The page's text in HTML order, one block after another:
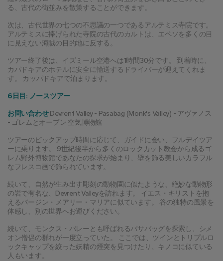
る、古代の街並みを散策することができます。
次は、古代世界の七つの不思議の一つであるアルテミス寺院です。
アルテミスに捧げられた寺院の古代のカルトは、エペソを多くの目
に見えない海賊の目的地に反する。
ツアー終了後は、イズミール空港へは1時間30分です。 到着時に、
カパドキアのホテルに安全に輸送するドライバーが迎えてくれま
す。 カッパドキアで泊まります。
6日目: ノースツアー
お問い合わせ Devrent Valley - Pasabag (Monk's Valley) - アヴァノス
- ゴレムとオープン 空気博物館
ツアーのピックアップ時間に応じて、ガイドに会い、フルデイツア
ーに乗ります。 9世紀後半から多くのロックカット教会から成るゴ
レム野外博物館であなたの探求が始まり、壁を飾る美しいカラフル
なフレスコ画で飾られています。
続いて、自然が生み出す彫刻の動物園に似たような、絶妙な動物形
の岩で有名な、Devrent Valleyを訪れます。 イエス・キリストを抱
えるバージン・メアリー・マリアに似ています。 谷の独特の風景を
体感し、別の世界へお運びください。
続いて、モンクス・バレーとも呼ばれるパサバッグを探索し、シメ
オン僧侶の群れが一度立っていた。 ここでは、ツインとトリプルロ
ックキャップを絞った妖精の煙突を見つけたり、キノコに似ている
人もいます。